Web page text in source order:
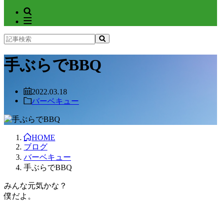
手ぶらでBBQ
2022.03.18
バーベキュー
HOME
ブログ
バーベキュー
手ぶらでBBQ
みんな元気かな？
僕だよ。